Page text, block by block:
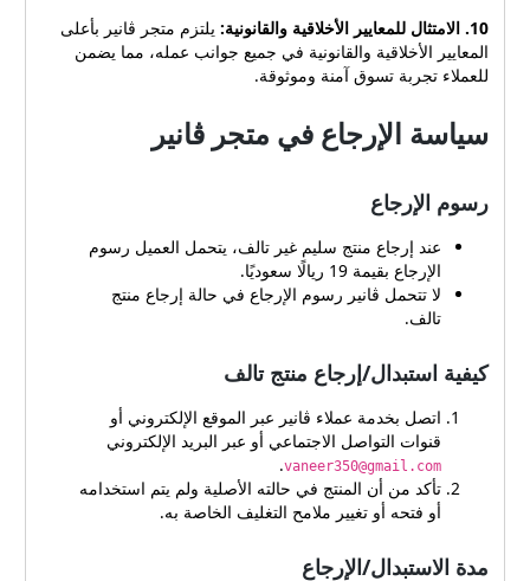
10. الامتثال للمعايير الأخلاقية والقانونية:
يلتزم متجر ڤانير بأعلى
المعايير الأخلاقية والقانونية في جميع جوانب عمله، مما يضمن
للعملاء تجربة تسوق آمنة وموثوقة.
سياسة الإرجاع في متجر ڤانير
رسوم الإرجاع
عند إرجاع منتج سليم غير تالف، يتحمل العميل رسوم
الإرجاع بقيمة 19 ريالًا سعوديًا.
لا تتحمل ڤانير رسوم الإرجاع في حالة إرجاع منتج
تالف.
كيفية استبدال/إرجاع منتج تالف
اتصل بخدمة عملاء ڤانير عبر الموقع الإلكتروني أو
قنوات التواصل الاجتماعي أو عبر البريد الإلكتروني
vaneer350@gmail.com
.
تأكد من أن المنتج في حالته الأصلية ولم يتم استخدامه
أو فتحه أو تغيير ملامح التغليف الخاصة به.
مدة الاستبدال/الإرجاع